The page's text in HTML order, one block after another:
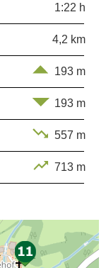
1:22 h
4,2 km
193 m
193 m
557 m
713 m